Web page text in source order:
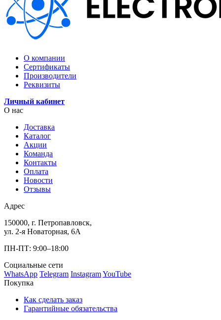
О компании
Сертификаты
Производители
Реквизиты
Личный кабинет
О нас
Доставка
Каталог
Акции
Команда
Контакты
Оплата
Новости
Отзывы
Адрес
150000, г. Петропавловск,
ул. 2-я Новаторная, 6А
ПН-ПТ: 9:00–18:00
Социальные сети
WhatsApp Telegram InstagramYouTube
Покупка
Как сделать заказ
Гарантийные обязательства